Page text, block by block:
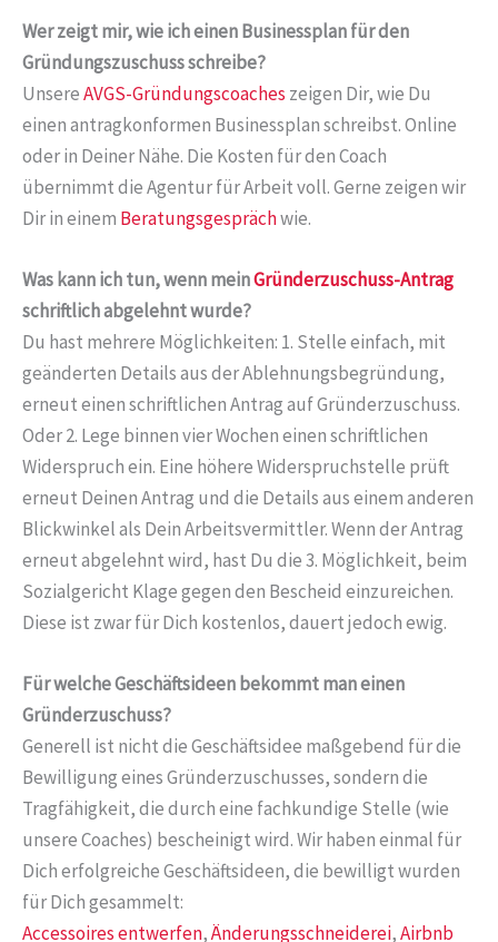
Wer zeigt mir, wie ich einen Businessplan für den
Gründungszuschuss schreibe?
UnsereAVGS-Gründungscoaches zeigen Dir, wie Du
einen antragkonformen Businessplan schreibst. Online
oder in Deiner Nähe. Die Kosten für den Coach
übernimmt die Agentur für Arbeit voll. Gerne zeigen wir
Dir in einem Beratungsgesprächwie.
Was kann ich tun, wenn meinGründerzuschuss-Antrag
schriftlich abgelehnt wurde?
Du hast mehrere Möglichkeiten: 1. Stelle einfach, mit
geänderten Details aus der Ablehnungsbegründung,
erneut einen schriftlichen Antrag auf Gründerzuschuss.
Oder 2. Lege binnen vier Wochen einen schriftlichen
Widerspruch ein. Eine höhere Widerspruchstelle prüft
erneut Deinen Antrag und die Details aus einem anderen
Blickwinkel als Dein Arbeitsvermittler. Wenn der Antrag
erneut abgelehnt wird, hast Du die 3. Möglichkeit, beim
Sozialgericht Klage gegen den Bescheid einzureichen.
Diese ist zwar für Dich kostenlos, dauert jedoch ewig.
Für welche Geschäftsideen bekommt man einen
Gründerzuschuss?
Generell ist nicht die Geschäftsidee maßgebend für die
Bewilligung eines Gründerzuschusses, sondern die
Tragfähigkeit, die durch eine fachkundige Stelle (wie
unsere Coaches) bescheinigt wird. Wir haben einmal für
Dich erfolgreiche Geschäftsideen, die bewilligt wurden
für Dich gesammelt:
Accessoires entwerfen,Änderungsschneiderei,Airbnb